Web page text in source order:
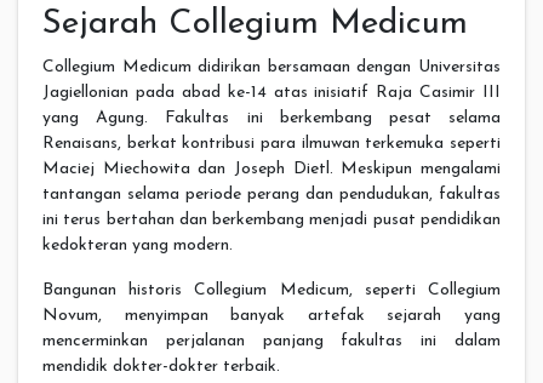
Sejarah Collegium Medicum
Collegium Medicum didirikan bersamaan dengan Universitas
Jagiellonian pada abad ke-14 atas inisiatif Raja Casimir III
yang Agung. Fakultas ini berkembang pesat selama
Renaisans, berkat kontribusi para ilmuwan terkemuka seperti
Maciej Miechowita dan Joseph Dietl. Meskipun mengalami
tantangan selama periode perang dan pendudukan, fakultas
ini terus bertahan dan berkembang menjadi pusat pendidikan
kedokteran yang modern.
Bangunan historis Collegium Medicum, seperti Collegium
Novum, menyimpan banyak artefak sejarah yang
mencerminkan perjalanan panjang fakultas ini dalam
mendidik dokter-dokter terbaik.